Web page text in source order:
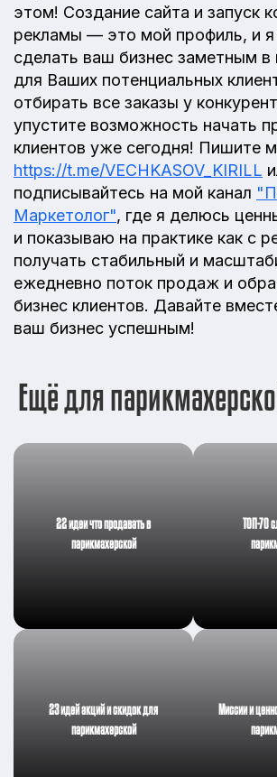
этом! Создание сайта и запуск
рекламы — это мой профиль, и я
сделать ваш бизнес заметным в
для Ваших потенциальных
отбирать все заказы у
упустите возможность начать
клиентов уже сегодня! Пишите
https://t.me/VECHKASOV_KIRILL
подписывайтесь на мой канал
Маркетолог", где я делюсь
и показываю на практике как с
получать стабильный и
ежедневно поток продаж и
бизнес клиентов. Давайте
ваш бизнес успешным!
Ещё для
22 идеи что продавать в
парикмахерской
ТОП-70
23 идей акций и скидок для
парикмахерской
Миссии и